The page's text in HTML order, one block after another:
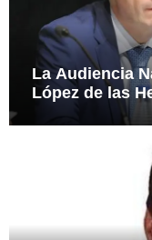
La Audiencia
López de las
presuntas
112,8 millones